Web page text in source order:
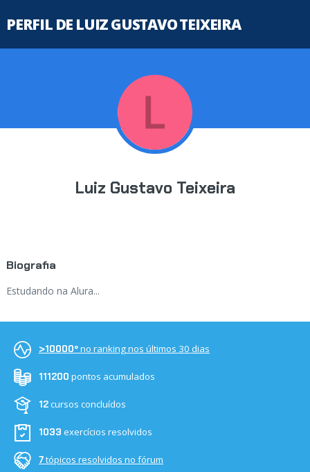
PERFIL DE LUIZ GUSTAVO TEIXEIRA
Luiz Gustavo Teixeira
Biografia
Estudando na Alura...
>10000ºno ranking nos últimos 30 dias
111200 pontos acumulados
12cursos concluídos
1033 exercícios resolvidos
7tópicos resolvidos no fórum